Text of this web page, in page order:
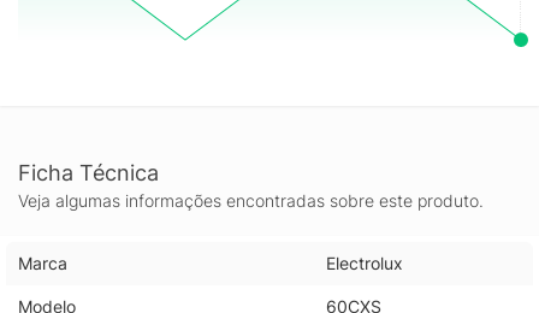
espaço mais funcional e agradável.
Ficha Técnica
Veja algumas informações encontradas sobre este produto.
Marca Electrolux
Modelo 60CXS